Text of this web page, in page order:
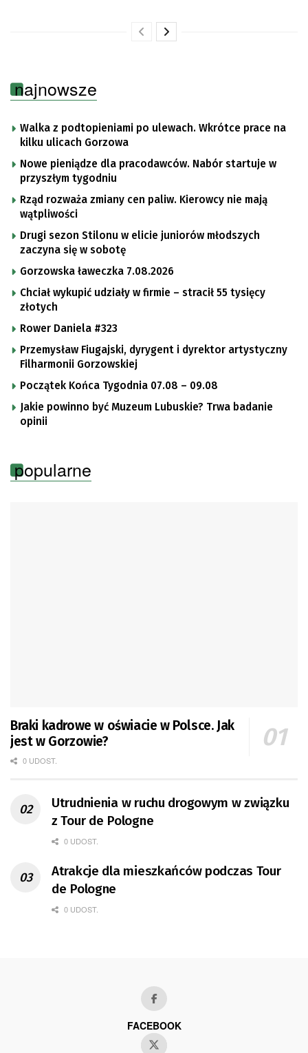
najnowsze
Walka z podtopieniami po ulewach. Wkrótce prace na
kilku ulicach Gorzowa
Nowe pieniądze dla pracodawców. Nabór startuje w
przyszłym tygodniu
Rząd rozważa zmiany cen paliw. Kierowcy nie mają
wątpliwości
Drugi sezon Stilonu w elicie juniorów młodszych
zaczyna się w sobotę
Gorzowska ławeczka 7.08.2026
Chciał wykupić udziały w firmie – stracił 55 tysięcy
złotych
Rower Daniela #323
Przemysław Fiugajski, dyrygent i dyrektor artystyczny
Filharmonii Gorzowskiej
Początek Końca Tygodnia 07.08 – 09.08
Jakie powinno być Muzeum Lubuskie? Trwa badanie
opinii
popularne
Braki kadrowe w oświacie w Polsce. Jak
jest w Gorzowie?
0 UDOST.
Utrudnienia w ruchu drogowym w związku
z Tour de Pologne
0 UDOST.
Atrakcje dla mieszkańców podczas Tour
de Pologne
0 UDOST.
FACEBOOK